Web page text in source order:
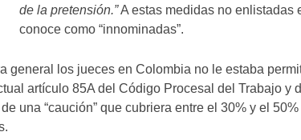
de la pretensión.”A estas medidas no enlistadas
conoce como “innominadas”.
general los jueces en Colombia no le estaba
artículo 85A del Código Procesal del Trabajo y
una “caución” que cubriera entre el 30% y el